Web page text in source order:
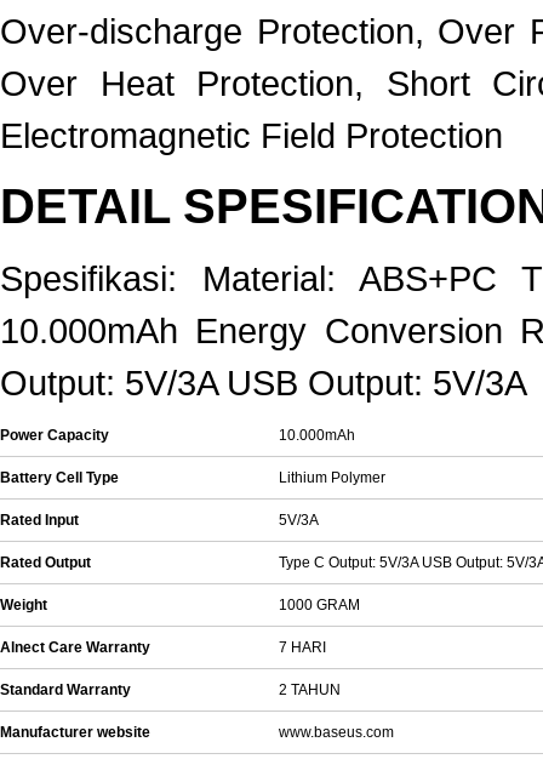
Over-discharge Protection, Over
Over Heat Protection, Short
Electromagnetic Field Protection
DETAIL
Spesifikasi: Material: ABS+PC
10.000mAh Energy Conversion
Output: 5V/3A USB Output: 5V/3A
Power Capacity 10.000mAh
Battery Cell Type Lithium Polymer
Rated Input 5V/3A
Rated Output Type C Output: 5V/3A USB Output: 5V/
Weight 1000 GRAM
Alnect Care Warranty 7 HARI
Standard Warranty 2 TAHUN
Manufacturer website www.baseus.com